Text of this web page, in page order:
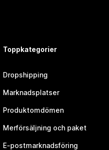
Toppkategorier
Dropshipping
Marknadsplatser
Produktomdömen
Merförsäljning och paket
E-postmarknadsföring